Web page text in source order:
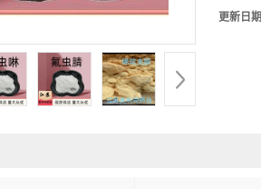
更新日